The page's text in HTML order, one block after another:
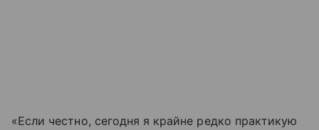
«Если честно, сегодня я крайне редко практикую